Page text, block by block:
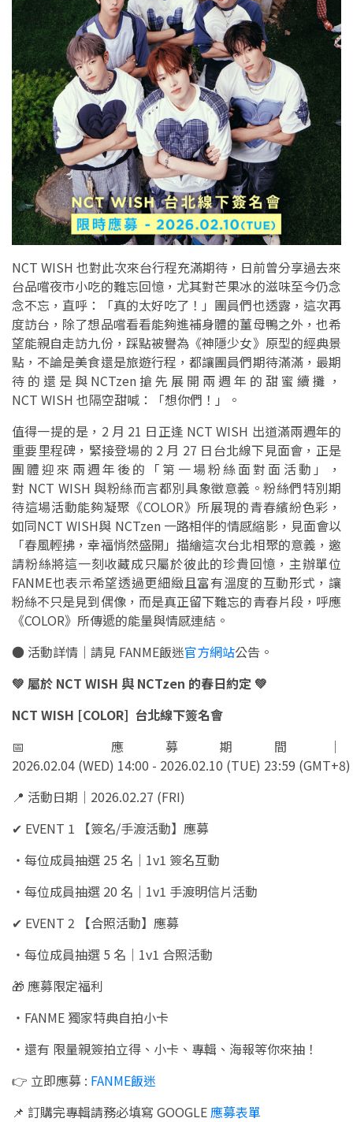
NCT WISH 也對此次來台行程充滿期待，日前曾分享過去來
台品嚐夜市小吃的難忘回憶，尤其對芒果冰的滋味至今仍念
念不忘，直呼：「真的太好吃了！」團員們也透露，這次再
度訪台，除了想品嚐看看能夠進補身體的薑母鴨之外，也希
望能親自走訪九份，踩點被譽為《神隱少女》原型的經典景
點，不論是美食還是旅遊行程，都讓團員們期待滿滿，最期
待的還是與NCTzen搶先展開兩週年的甜蜜續攤，
NCT WISH 也隔空甜喊：「想你們！」。
值得一提的是，2 月 21 日正逢 NCT WISH 出道滿兩週年的
重要里程碑，緊接登場的 2 月 27 日台北線下見面會，正是
團體迎來兩週年後的「第一場粉絲面對面活動」，
對 NCT WISH 與粉絲而言都別具象徵意義。粉絲們特別期
待這場活動能夠凝聚《COLOR》所展現的青春繽紛色彩，
如同NCT WISH與 NCTzen 一路相伴的情感縮影，見面會以
「春風輕拂，幸福悄然盛開」描繪這次台北相聚的意義，邀
請粉絲將這一刻收藏成只屬於彼此的珍貴回憶，主辦單位
FANME也表示希望透過更細緻且富有溫度的互動形式，讓
粉絲不只是見到偶像，而是真正留下難忘的青春片段，呼應
《COLOR》所傳遞的能量與情感連結。
● 活動詳情｜請見 FANME飯迷官方網站公告。
💚 屬於 NCT WISH 與 NCTzen 的春日約定 💚
NCT WISH [COLOR] 台北線下簽名會
📅 應募期間｜
2026.02.04 (WED) 14:00 - 2026.02.10 (TUE) 23:59 (GMT+8)
📍 活動日期｜2026.02.27 (FRI)
✔ EVENT 1 【簽名/手渡活動】應募
・每位成員抽選 25 名｜1v1 簽名互動
・每位成員抽選 20 名｜1v1 手渡明信片活動
✔ EVENT 2 【合照活動】應募
・每位成員抽選 5 名｜1v1 合照活動
🎁 應募限定福利
・FANME 獨家特典自拍小卡
・還有 限量親簽拍立得、小卡、專輯、海報等你來抽！
👉 立即應募 : FANME飯迷
📌 訂購完專輯請務必填寫 GOOGLE 應募表單